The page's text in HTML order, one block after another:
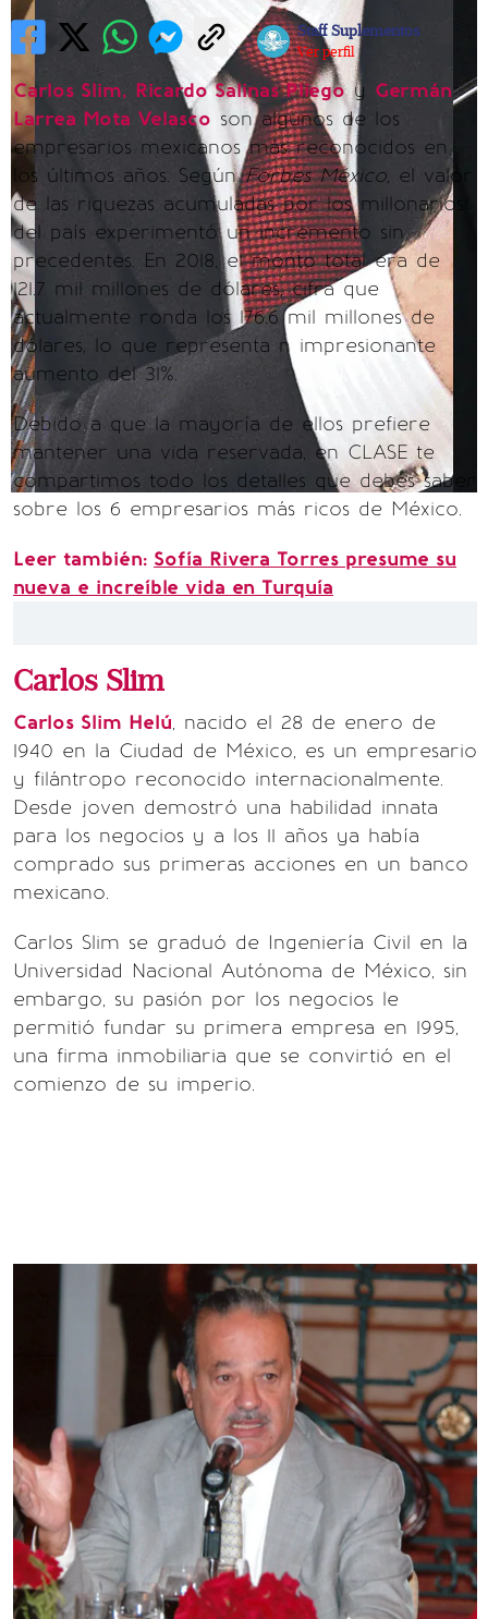
Staff Suplementos
Ver perfil
Carlos Slim, Ricardo Salinas Pliegoy Germán
Larrea Mota Velasco son algunos de los
empresarios mexicanos más reconocidos en
los últimos años. SegúnForbes México, el valor
de las riquezas acumuladas por los millonarios
del país experimentó un incremento sin
precedentes. En 2018, el monto total era de
121.7 mil millones de dólares, cifra que
actualmente ronda los 176.6 mil millones de
dólares, lo que representa n impresionante
aumento del 31%.
Debido a que la mayoría de ellos prefiere
mantener una vida reservada, en CLASE te
compartimos todo los detalles que debes saber
sobre los 6 empresarios más ricos de México.
Leer también: Sofía Rivera Torres presume su
nueva e increíble vida en Turquía
Carlos Slim
Carlos Slim Helú, nacido el 28 de enero de
1940 en la Ciudad de México, es un empresario
y filántropo reconocido internacionalmente.
Desde joven demostró una habilidad innata
para los negocios y a los 11 años ya había
comprado sus primeras acciones en un banco
mexicano.
Carlos Slim se graduó de Ingeniería Civil en la
Universidad Nacional Autónoma de México, sin
embargo, su pasión por los negocios le
permitió fundar su primera empresa en 1995,
una firma inmobiliaria que se convirtió en el
comienzo de su imperio.